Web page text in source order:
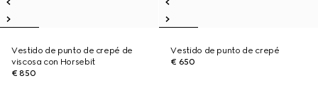
Vestido de punto de crepé de
viscosa con Horsebit
€ 850
Vestido de punto de crepé
€ 650